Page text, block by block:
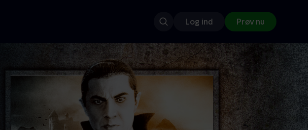
Log ind Prøv nu